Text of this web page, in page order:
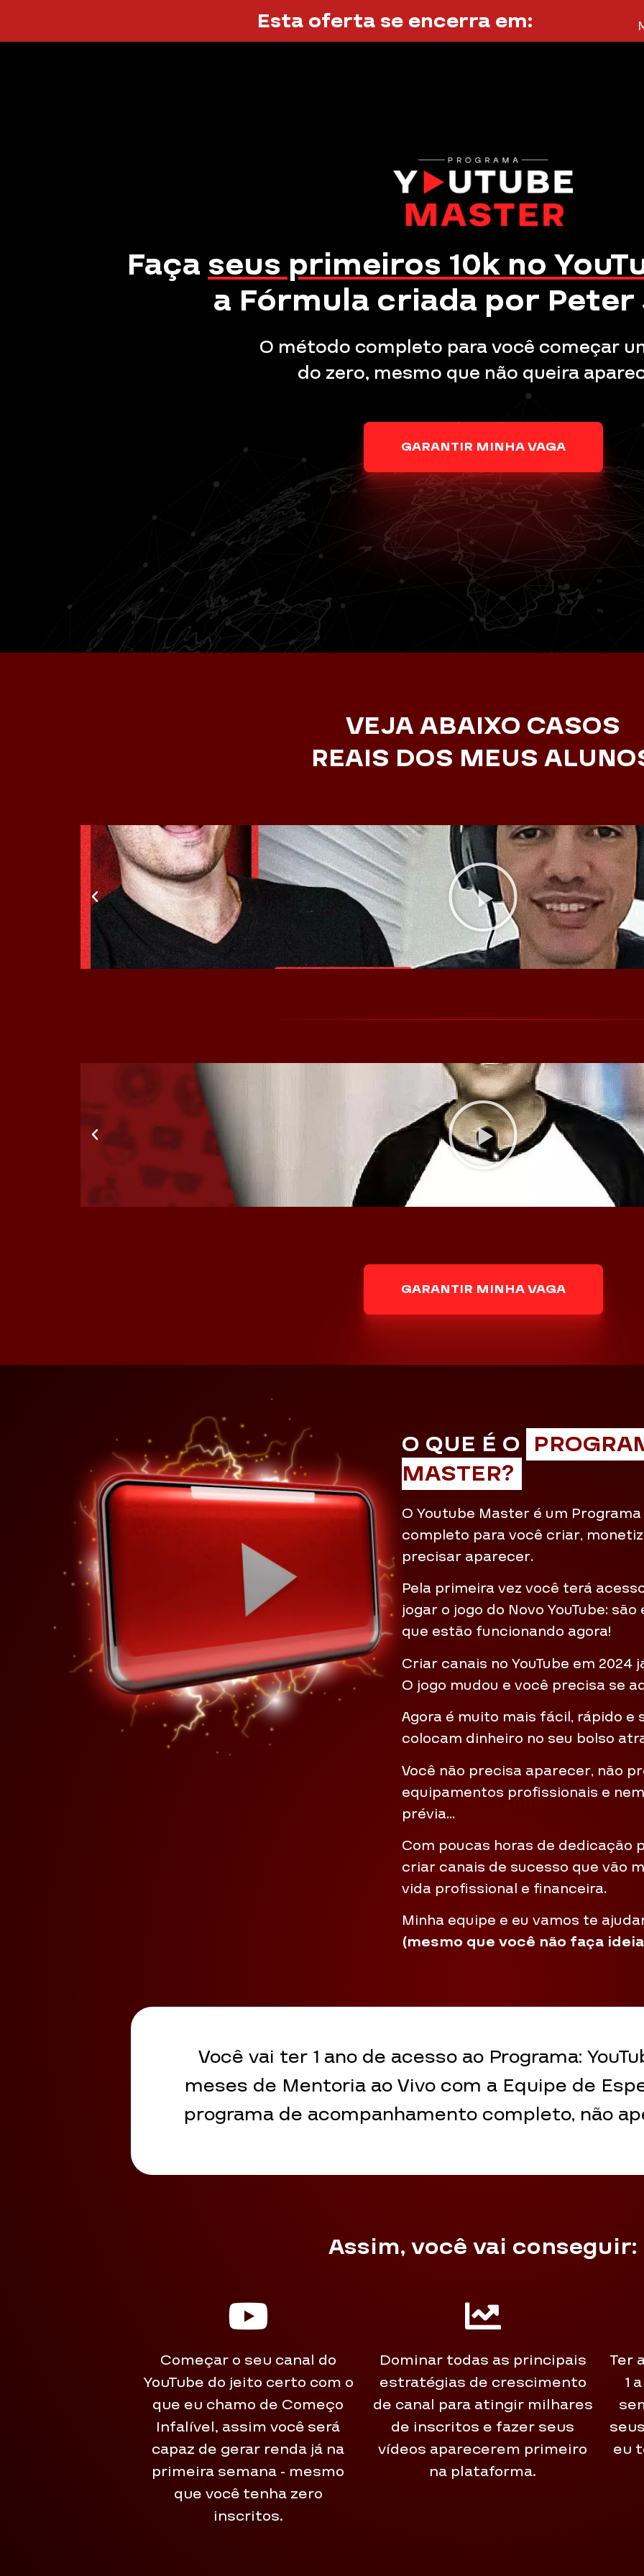
Esta oferta se encerra em:
Façaseus primeiros 10k no
a Fórmula criada por
O método completo para você começar
do zero, mesmo que não queira
GARANTIR MINHA VAGA
VEJA ABAIXO CASOS
REAIS DOS MEUS
GARANTIR MINHA VAGA
O QUE É O
MASTER?
O Youtube Master é um
completo para você criar,
precisar aparecer.
Pela primeira vez você terá
jogar o jogo do Novo YouTube:
que estão funcionando agora!
Criar canais no YouTube em 2024
O jogo mudou e você precisa se
Agora é muito mais fácil, rápido
colocam dinheiro no seu bolso
Você não precisa aparecer, não
equipamentos profissionais e
prévia…
Com poucas horas de dedicação
criar canais de sucesso que vão
vida profissional e financeira.
Minha equipe e eu vamos te
(mesmo que você não faça
Você vai ter 1 ano de acesso ao Programa:
meses de Mentoria ao Vivo com a Equipe de
programa de acompanhamento completo, não
Assim, você vai conseguir:
Começar o seu canal do
YouTube do jeito certo com o
que eu chamo de Começo
Infalível, assim você será
capaz de gerar renda já na
primeira semana - mesmo
que você tenha zero
inscritos.
Dominar todas as principais
estratégias de crescimento
de canal para atingir milhares
de inscritos e fazer seus
vídeos aparecerem primeiro
na plataforma.
Ter
1
eu